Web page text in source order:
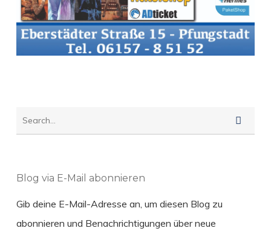
Blog via E-Mail abonnieren
Gib deine E-Mail-Adresse an, um diesen Blog zu
abonnieren und Benachrichtigungen über neue